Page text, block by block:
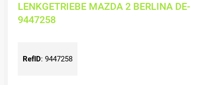
LENKGETRIEBE MAZDA 2 BERLINA DE-
9447258
RefID: 9447258